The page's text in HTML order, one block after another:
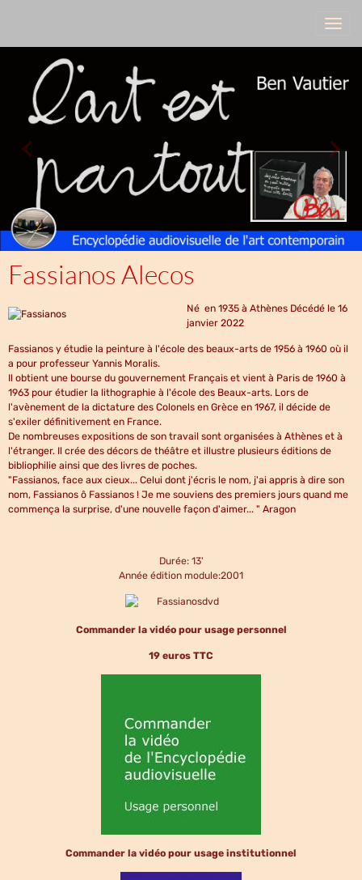
Fassianos Alecos
Né en 1935 à Athènes Décédé le 16
janvier 2022
Fassianos y étudie la peinture à l'école des beaux-arts de 1956 à 1960 où il
a pour professeur Yannis Moralis.
Il obtient une bourse du gouvernement Français et vient à Paris de 1960 à
1963 pour étudier la lithographie à l'école des Beaux-arts. Lors de
l'avènement de la dictature des Colonels en Grèce en 1967, il décide de
s'exiler définitivement en France.
De nombreuses expositions de son travail sont organisées à Athènes et à
l'étranger. Il crée des décors de théâtre et illustre plusieurs éditions de
bibliophilie ainsi que des livres de poches.
"Fassianos, face aux cieux... Celui dont j'écris le nom, j'ai appris à dire son
nom, Fassianos ô Fassianos ! Je me souviens des premiers jours quand me
commença la surprise, d'une nouvelle façon d'aimer... " Aragon
Durée: 13'
Année édition module:2001
Commander la vidéo pour usage personnel
19 euros TTC
Commander la vidéo pour usage institutionnel